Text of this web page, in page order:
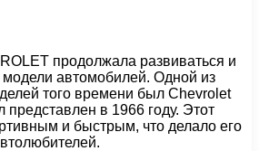
продолжала развиваться и
автомобилей. Одной из
того времени был Chevrolet
в 1966 году. Этот
и быстрым, что делало его